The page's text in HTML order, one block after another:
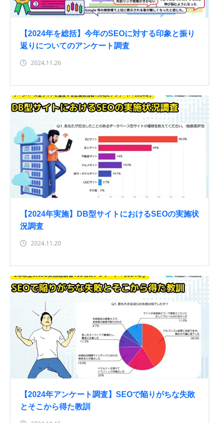
【2024年を総括】今年のSEOに対する印象と振り
返りについてのアンケート調査
2024.11.26
【2024年実施】DB型サイトにおけるSEOの実施状
況調査
2024.11.20
【2024年アンケート調査】SEOで陥りがちな失敗
とそこから得た教訓